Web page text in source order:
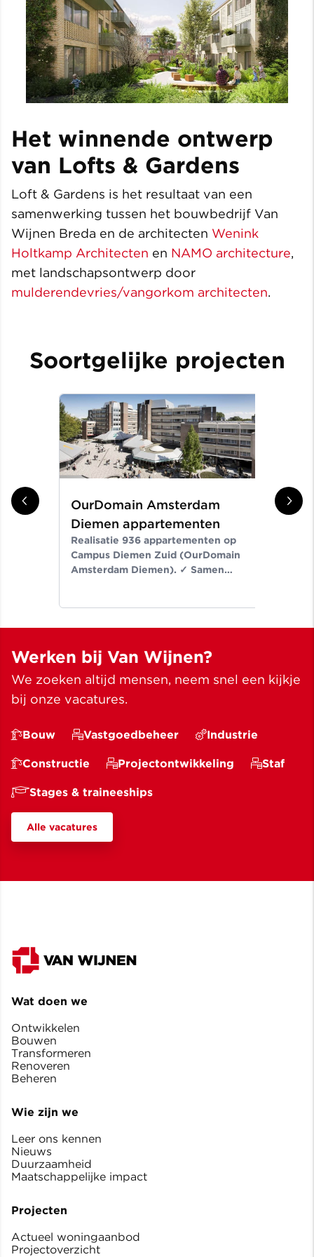
Het winnende ontwerp
van Lofts & Gardens
Loft & Gardens is het resultaat van een
samenwerking tussen het bouwbedrijf Van
Wijnen Breda en de architecten Wenink
Holtkamp Architecten en NAMO architecture,
met landschapsontwerp door
mulderendevries/vangorkom architecten.
Soortgelijke projecten
OurDomain Amsterdam
Diemen appartementen
Realisatie 936 appartementen op
Campus Diemen Zuid (OurDomain
Amsterdam Diemen). ✓ Samen
Werken bij Van Wijnen?
We zoeken altijd mensen, neem snel een kijkje
bij onze vacatures.
Bouw Vastgoedbeheer Industrie
Constructie Projectontwikkeling Staf
Stages & traineeships
Alle vacatures
Wat doen we
Ontwikkelen
Bouwen
Transformeren
Renoveren
Beheren
Wie zijn we
Leer ons kennen
Nieuws
Duurzaamheid
Maatschappelijke impact
Projecten
Actueel woningaanbod
Projectoverzicht